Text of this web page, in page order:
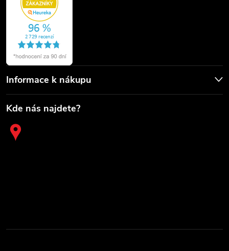
Informace k nákupu
Kde nás najdete?